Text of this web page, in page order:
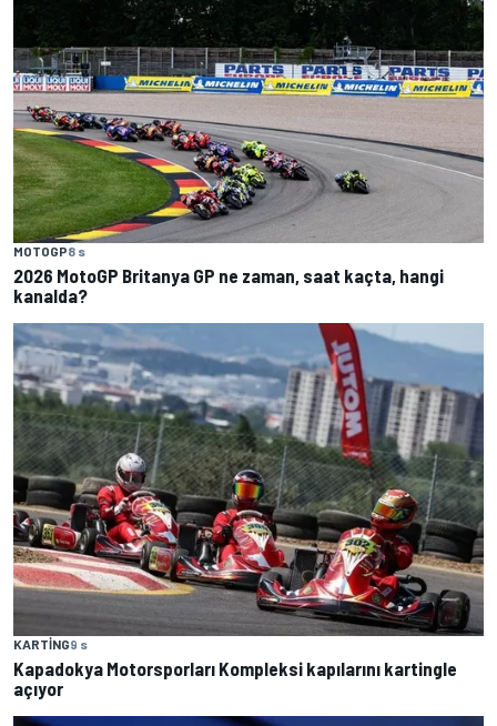
MOTOGP8 s
2026 MotoGP Britanya GP ne zaman, saat kaçta, hangi
kanalda?
KARTING9 s
Kapadokya Motorsporları Kompleksi kapılarını kartingle
açıyor